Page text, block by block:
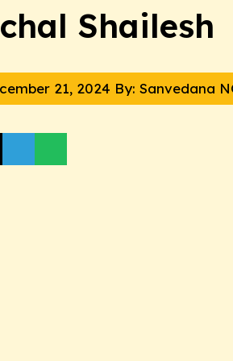
Shailesh
21, 2024 By: Sanvedana